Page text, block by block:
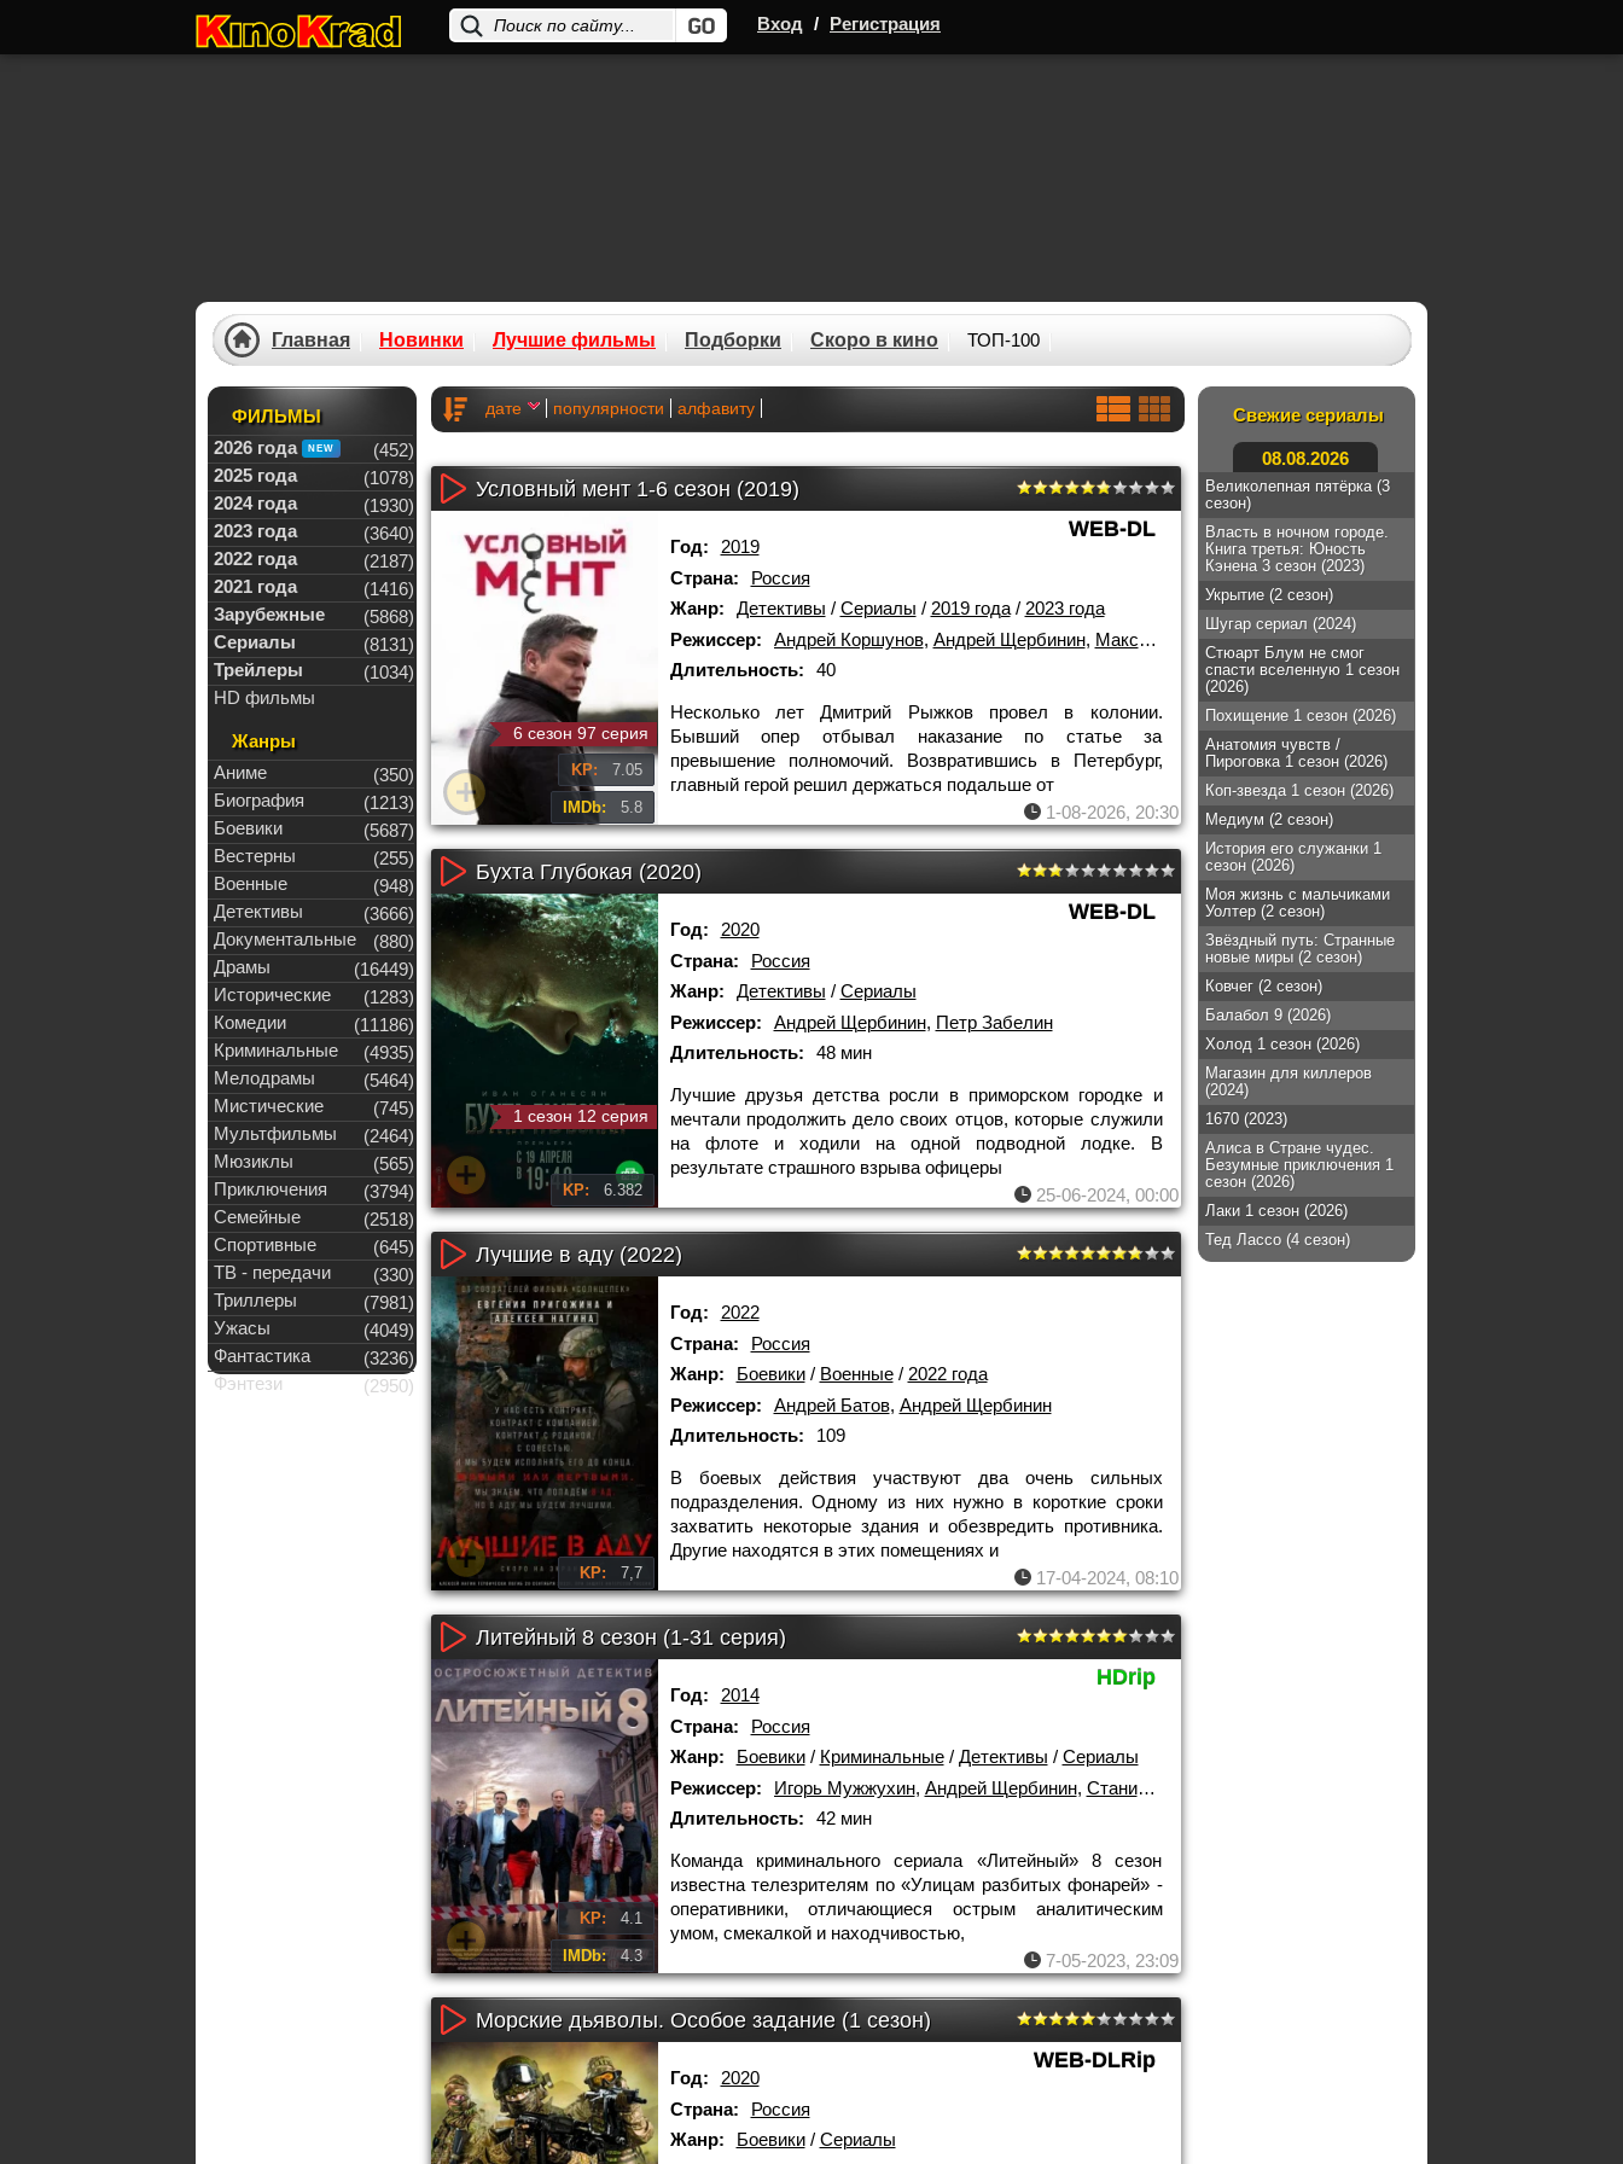
Вход / Регистрация
дате популярности алфавиту
Условный мент 1-6 сезон (2019)
6 сезон 97 серия
KP: 7.05
IMDb: 5.8
WEB-DL
Год:
2019
Страна:
Россия
Жанр:
Детективы / Сериалы / 2019 года/ 2023 года
Режиссер:
Андрей Коршунов, Андрей Щербинин, Максим Бриус
Длительность:
40
Несколько лет Дмитрий Рыжков провел в колонии.
Бывший опер отбывал наказание по статье за
превышение полномочий. Возвратившись в Петербург,
главный герой решил держаться подальше от
1-08-2026, 20:30
Бухта Глубокая (2020)
1 сезон 12 серия
KP: 6.382
WEB-DL
Год:
2020
Страна:
Россия
Жанр:
Детективы / Сериалы
Режиссер:
Андрей Щербинин, Петр Забелин
Длительность:
48 мин
Лучшие друзья детства росли в приморском городке и
мечтали продолжить дело своих отцов, которые служили
на флоте и ходили на одной подводной лодке. В
результате страшного взрыва офицеры
25-06-2024, 00:00
Лучшие в аду (2022)
KP: 7,7
Год:
2022
Страна:
Россия
Жанр:
Боевики/ Военные/ 2022 года
Режиссер:
Андрей Батов, Андрей Щербинин
Длительность:
109
В боевых действия участвуют два очень сильных
подразделения. Одному из них нужно в короткие сроки
захватить некоторые здания и обезвредить противника.
Другие находятся в этих помещениях и
17-04-2024, 08:10
Литейный 8 сезон (1-31 серия)
KP: 4.1
IMDb: 4.3
HDrip
Год:
2014
Страна:
Россия
Жанр:
Боевики/ Криминальные/ Детективы / Сериалы
Режиссер:
Игорь Мужжухин, Андрей Щербинин, Станислав Марее
Длительность:
42 мин
Команда криминального сериала «Литейный» 8 сезон
известна телезрителям по «Улицам разбитых фонарей» -
оперативники, отличающиеся острым аналитическим
умом, смекалкой и находчивостью,
7-05-2023, 23:09
Морские дьяволы. Особое задание (1 сезон)
WEB-DLRip
Год:
2020
Страна:
Россия
Жанр:
Боевики/ Сериалы
ФИЛЬМЫ
2026 года
(452)
2025 года
(1078)
2024 года
(1930)
2023 года
(3640)
2022 года
(2187)
2021 года
(1416)
Зарубежные
(5868)
Сериалы
(8131)
Трейлеры
(1034)
HD фильмы
Жанры
Аниме
(350)
Биография
(1213)
Боевики
(5687)
Вестерны
(255)
Военные
(948)
Детективы
(3666)
Документальные
(880)
Драмы
(16449)
Исторические
(1283)
Комедии
(11186)
Криминальные
(4935)
Мелодрамы
(5464)
Мистические
(745)
Мультфильмы
(2464)
Мюзиклы
(565)
Приключения
(3794)
Семейные
(2518)
Спортивные
(645)
ТВ - передачи
(330)
Триллеры
(7981)
Ужасы
(4049)
Фантастика
(3236)
Фэнтези
(2950)
Свежие сериалы
08.08.2026
Великолепная пятёрка (3
сезон)
Власть в ночном городе.
Книга третья: Юность
Кэнена 3 сезон (2023)
Укрытие (2 сезон)
Шугар сериал (2024)
Стюарт Блум не смог
спасти вселенную 1 сезон
(2026)
Похищение 1 сезон (2026)
Анатомия чувств /
Пироговка 1 сезон (2026)
Коп-звезда 1 сезон (2026)
Медиум (2 сезон)
История его служанки 1
сезон (2026)
Моя жизнь с мальчиками
Уолтер (2 сезон)
Звёздный путь: Странные
новые миры (2 сезон)
Ковчег (2 сезон)
Балабол 9 (2026)
Холод 1 сезон (2026)
Магазин для киллеров
(2024)
1670 (2023)
Алиса в Стране чудес.
Безумные приключения 1
сезон (2026)
Лаки 1 сезон (2026)
Тед Лассо (4 сезон)
Главная Новинки Лучшие фильмы Подборки Скоро в кино ТОП-100